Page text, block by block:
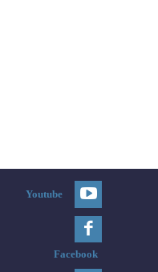
Youtube
Facebook